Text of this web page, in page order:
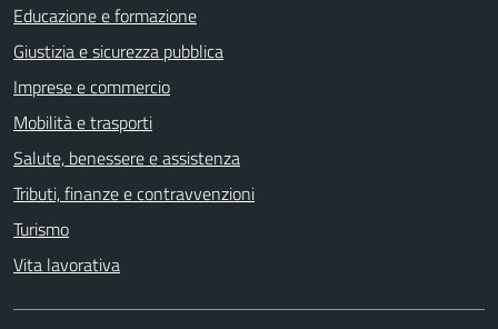
Educazione e formazione
Giustizia e sicurezza pubblica
Imprese e commercio
Mobilità e trasporti
Salute, benessere e assistenza
Tributi, finanze e contravvenzioni
Turismo
Vita lavorativa